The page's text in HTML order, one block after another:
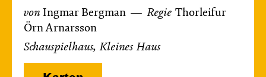
von Ingmar Bergman Regie Thorleifur
Örn Arnarsson
Schauspielhaus, Kleines Haus